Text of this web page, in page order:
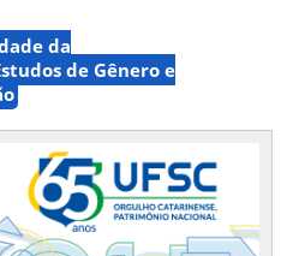
da
de Gênero e